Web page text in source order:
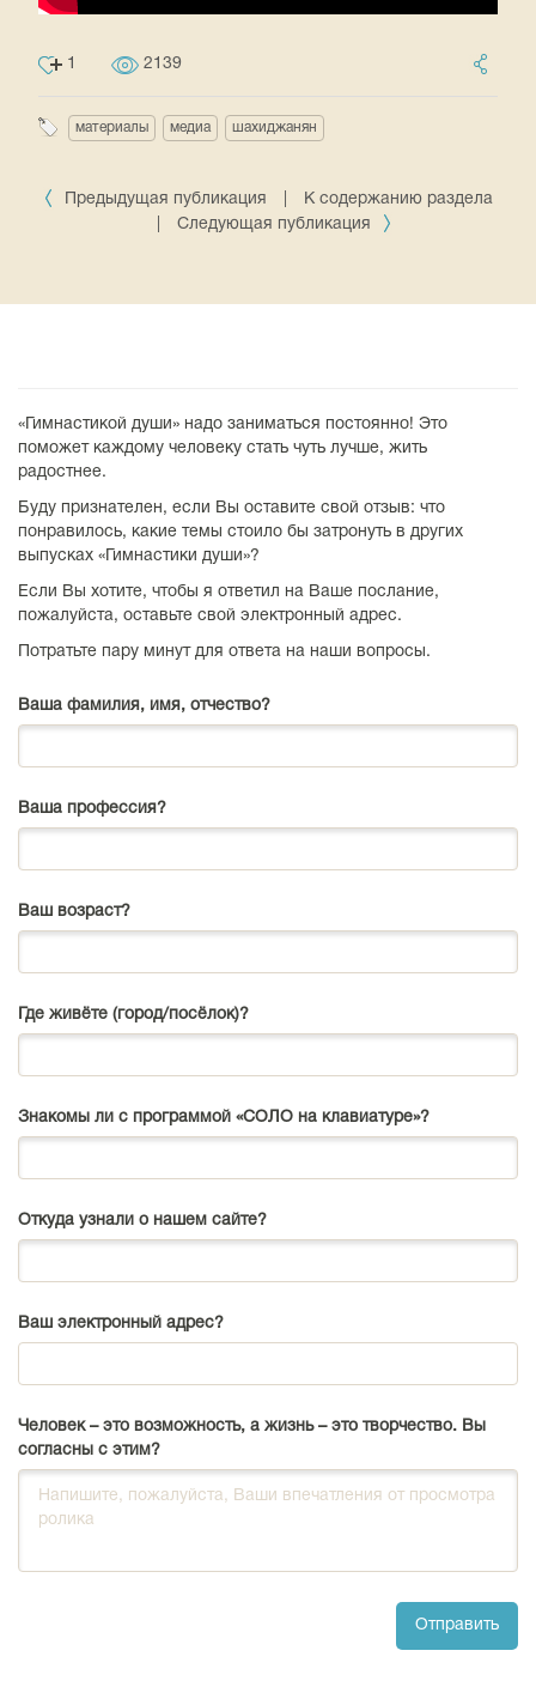
1 2139
материалы медиа шахиджанян
Предыдущая публикация
К содержанию раздела
Следующая публикация
«Гимнастикой души» надо заниматься постоянно! Это
поможет каждому человеку стать чуть лучше, жить
радостнее.
Буду признателен, если Вы оставите свой отзыв: что
понравилось, какие темы стоило бы затронуть в других
выпусках «Гимнастики души»?
Если Вы хотите, чтобы я ответил на Ваше послание,
пожалуйста, оставьте свой электронный адрес.
Потратьте пару минут для ответа на наши вопросы.
Ваша фамилия, имя, отчество?
Ваша профессия?
Ваш возраст?
Где живёте (город/посёлок)?
Знакомы ли с программой «СОЛО на клавиатуре»?
Откуда узнали о нашем сайте?
Ваш электронный адрес?
Человек – это возможность, а жизнь – это творчество. Вы
согласны с этим?
Отправить